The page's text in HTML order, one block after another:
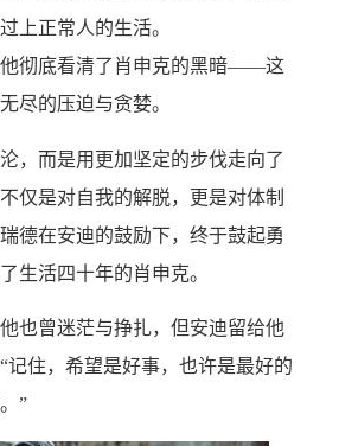
上正常人的生活。
彻底看清了肖申克的黑暗——这
尽的压迫与贪婪。
，而是用更加坚定的步伐走向了
仅是对自我的解脱，更是对体制
德在安迪的鼓励下，终于鼓起勇
生活四十年的肖申克。
也曾迷茫与挣扎，但安迪留给他
记住，希望是好事，也许是最好的
”